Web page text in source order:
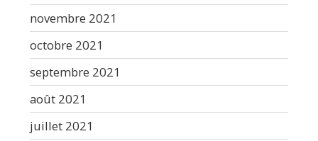
novembre 2021
octobre 2021
septembre 2021
août 2021
juillet 2021